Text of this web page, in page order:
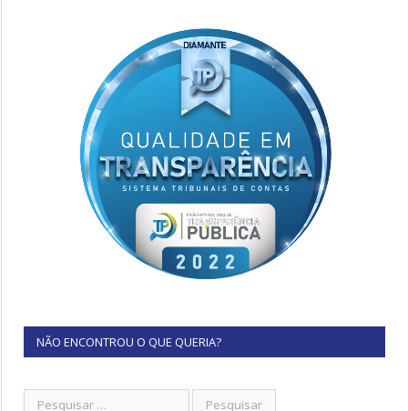
NÃO ENCONTROU O QUE QUERIA?